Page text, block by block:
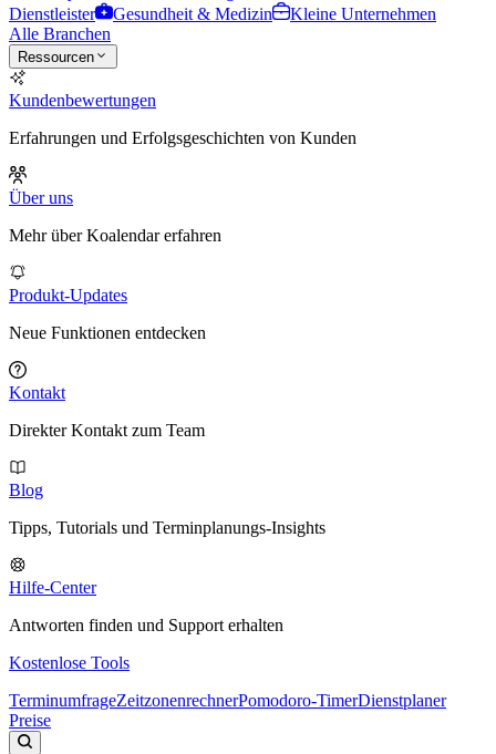
Dienstleister
Gesundheit & Medizin
Kleine Unternehmen
Alle Branchen
Ressourcen
Kundenbewertungen
Erfahrungen und Erfolgsgeschichten von Kunden
Über uns
Mehr über Koalendar erfahren
Produkt-Updates
Neue Funktionen entdecken
Kontakt
Direkter Kontakt zum Team
Blog
Tipps, Tutorials und Terminplanungs-Insights
Hilfe-Center
Antworten finden und Support erhalten
Kostenlose Tools
TerminumfrageZeitzonenrechnerPomodoro-TimerDienstplaner
Preise